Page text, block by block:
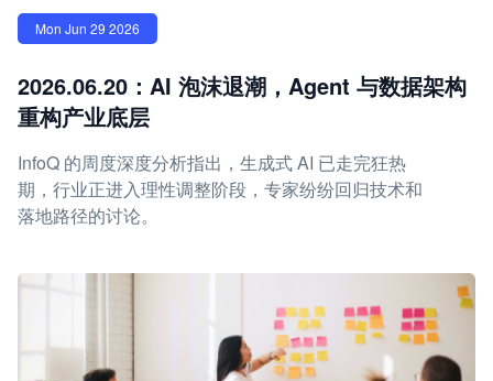
Mon Jun 29 2026
2026.06.20：AI 泡沫退潮，Agent 与数据架构
重构产业底层
InfoQ 的周度深度分析指出，生成式 AI 已走完狂热
期，行业正进入理性调整阶段，专家纷纷回归技术和
落地路径的讨论。